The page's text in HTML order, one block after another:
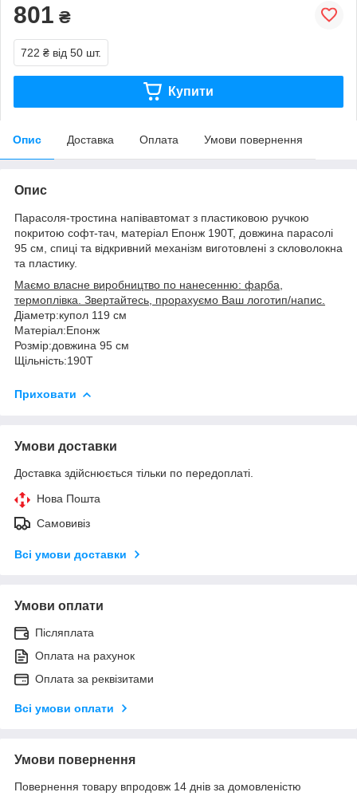
801 ₴
722 ₴ від 50 шт.
Купити
Опис Доставка Оплата Умови повернення
Опис
Парасоля-тростина напівавтомат з пластиковою ручкою
покритою софт-тач, матеріал Епонж 190Т, довжина парасолі
95 см, спиці та відкривний механізм виготовлені з скловолокна
та пластику.
Маємо власне виробництво по нанесенню: фарба,
термоплівка. Звертайтесь, прорахуємо Ваш логотип/напис.
Діаметр:купол 119 см
Матеріал:Епонж
Розмір:довжина 95 см
Щільність:190Т
Приховати
Умови доставки
Доставка здійснюється тільки по передоплаті.
Нова Пошта
Самовивіз
Всі умови доставки
Умови оплати
Післяплата
Оплата на рахунок
Оплата за реквізитами
Всі умови оплати
Умови повернення
Повернення товару впродовж 14 днів за домовленістю